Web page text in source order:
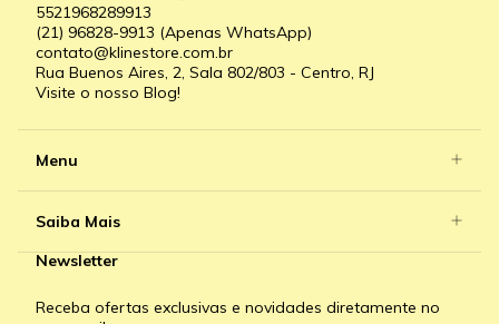
5521968289913
(21) 96828-9913 (Apenas WhatsApp)
contato@klinestore.com.br
Rua Buenos Aires, 2, Sala 802/803 - Centro, RJ
Visite o nosso Blog!
Menu
Saiba Mais
Newsletter
Receba ofertas exclusivas e novidades diretamente no